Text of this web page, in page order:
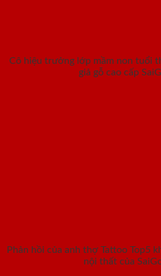
Cô hiệu trưởng lớp mầm non tuổi
giả gỗ cao cấp
Phản hồi của anh thợ Tattoo Top5
nội thất của